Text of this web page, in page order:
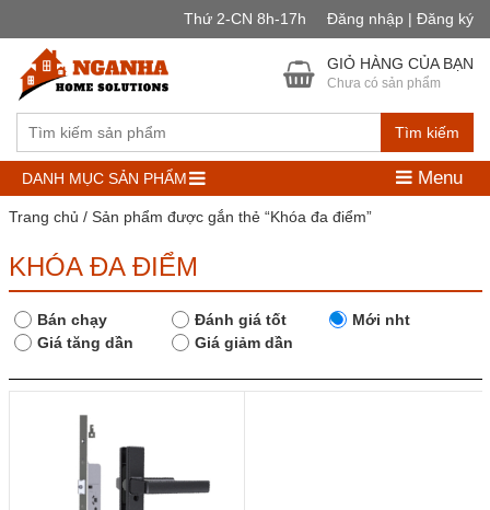
Thứ 2-CN 8h-17h Đăng nhập | Đăng ký
Tìm kiếm
GIỎ HÀNG CỦA BẠN
Chưa có sản phẩm
DANH MỤC SẢN PHẨM Menu
Trang chủ / Sản phẩm được gắn thẻ “Khóa đa điểm”
KHÓA ĐA ĐIỂM
Bán chạy Đánh giá tốt
Mới nht
Giá tăng dần
Giá giảm dần